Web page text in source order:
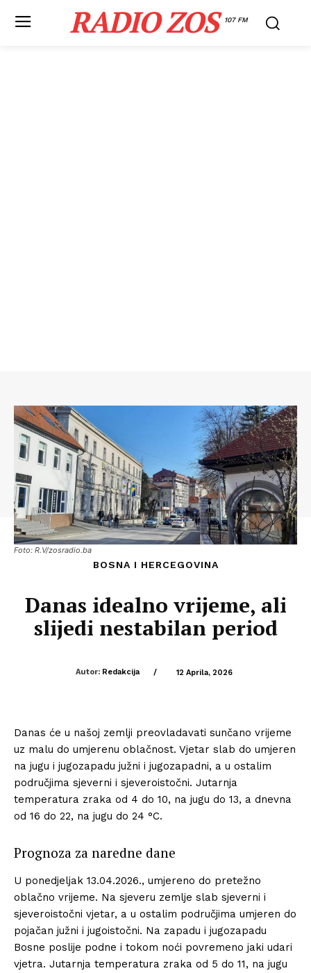
RADIO ZOS 107 FM
Foto: R.V/zosradio.ba
BOSNA I HERCEGOVINA
Danas idealno vrijeme, ali
slijedi nestabilan period
Autor: Redakcija / 12 Aprila, 2026
Danas će u našoj zemlji preovladavati sunčano vrijeme
uz malu do umjerenu oblačnost. Vjetar slab do umjeren
na jugu i jugozapadu južni i jugozapadni, a u ostalim
područjima sjeverni i sjeveroistočni. Jutarnja
temperatura zraka od 4 do 10, na jugu do 13, a dnevna
od 16 do 22, na jugu do 24 °C.
Prognoza za naredne dane
U ponedjeljak 13.04.2026., umjereno do pretežno
oblačno vrijeme. Na sjeveru zemlje slab sjeverni i
sjeveroistočni vjetar, a u ostalim područjima umjeren do
pojačan južni i jugoistočni. Na zapadu i jugozapadu
Bosne poslije podne i tokom noći povremeno jaki udari
vjetra. Jutarnja temperatura zraka od 5 do 11, na jugu